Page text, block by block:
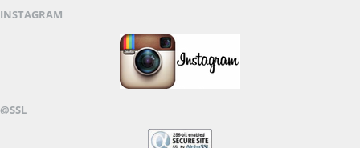
INSTAGRAM
@SSL